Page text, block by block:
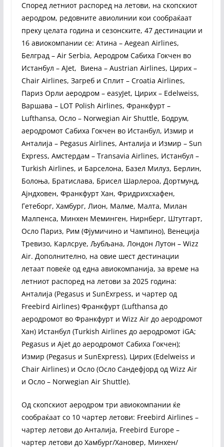
Според летниот распоред на летови, на скопскиот
аеродром, редовните авиолинии кои сообраќаат
преку целата година и сезонските, 47 дестинации и
16 авиокомпании се: Атина – Aegean Airlines,
Белград – Air Serbia, Аеродром Сабиха Гокчен во
Истанбул – AJet, Виена – Austrian Airlines, Цирих –
Chair Airlines, Загреб и Сплит – Croatia Airlines,
Париз Орли аеродром – easyJet, Цирих – Edelweiss,
Варшава – LOT Polish Airlines, Франкфурт –
Lufthansa, Осло – Norwegian Air Shuttle, Бодрум,
аеродромот Сабиха Гокчен во Истанбул, Измир и
Анталија – Pegasus Airlines, Анталија и Измир – Sun
Express, Амстердам – Transavia Airlines, Истанбул –
Turkish Airlines, и Барселона, Базел Милуз, Берлин,
Болоња, Братислава, Брисел Шарлероа, Дортмунд,
Ајндховен, Франкфурт Хан, Фридрихсхафен,
Гетеборг, Хамбург, Лион, Малме, Малта, Милан
Малпенса, Минхен Меминген, Нирнберг, Штутгарт,
Осло Париз, Рим (Фјумичино и Чампино), Венеција
Тревизо, Карлсруе, Љубљана, Лондон Лутон – Wizz
Air. Дополнително, на овие шест дестинации
летаат повеќе од една авиокомпанија, за време на
летниот распоред на летови за 2025 година:
Анталија (Pegasus и SunExrpess, и чартер од
Freebird Airlines) Франкфурт (Lufthansa до
аеродромот во Франкфурт и Wizz Air до аеродромот
Хан) Истанбул (Turkish Airlines до аеродромот iGA;
Pegasus и Ajet до аеродромот Сабиха Гокчен);
Измир (Pegasus и SunExpress), Цирих (Edelweiss и
Chair Airlines) и Осло (Осло Сандефјорд од Wizz Air
и Осло – Norwegian Air Shuttle).
Oд скопскиот аеродром три авиокомпании ќе
сообраќаат со 10 чартер летови: Freebird Airlines –
чартер летови до Анталија, Freebird Europe –
чартер летови до Хамбург/Хановер, Минхен/